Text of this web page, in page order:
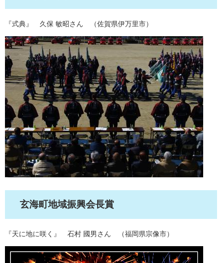
『式典』 久保 敏昭さん （佐賀県伊万里市）
玄海町地域振興会長賞
『天に地に咲く』 石村 國男さん （福岡県宗像市）